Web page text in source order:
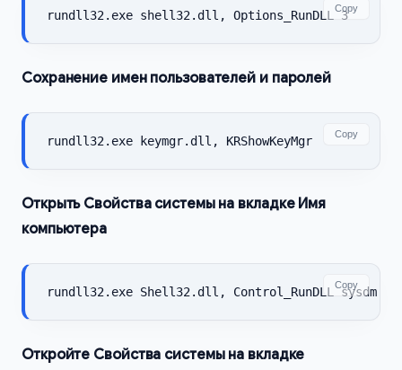
rundll32.exe shell32.dll, Options_RunDLL 3Copy
Сохранение имен пользователей и паролей
rundll32.exe keymgr.dll, KRShowKeyMgr Copy
Открыть Свойства системы на вкладке Имя
компьютера
rundll32.exe Shell32.dll, Control_RunDLLCopy
Откройте Свойства системы на вкладке